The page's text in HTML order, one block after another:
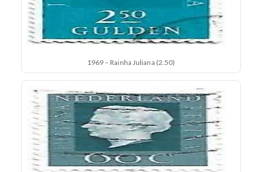
1969 – Rainha Juliana (2.50)